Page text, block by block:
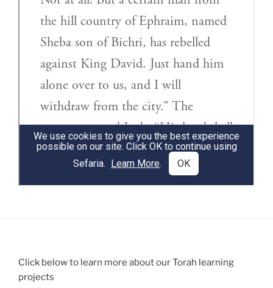
Click below to learn more about our Torah learning
projects